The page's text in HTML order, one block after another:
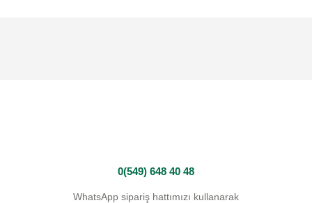
0(549) 648 40 48
WhatsApp sipariş hattımızı kullanarak